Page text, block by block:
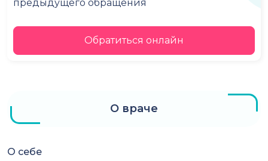
предыдущего обращения
Обратиться онлайн
О враче
О себе